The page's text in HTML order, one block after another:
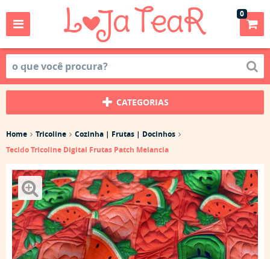
0
CATEGORIAS
Home Tricoline
Cozinha | Frutas | Docinhos
Tecido Tricoline Digital Frutas Patch Melancia